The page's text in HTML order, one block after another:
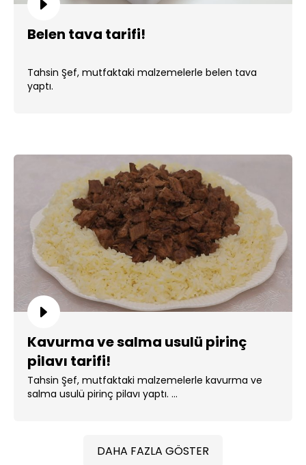
Belen tava tarifi!
Tahsin Şef, mutfaktaki malzemelerle belen tava
yaptı.
Kavurma ve salma usulü pirinç
pilavı tarifi!
Tahsin Şef, mutfaktaki malzemelerle kavurma ve
salma usulü pirinç pilavı yaptı. ...
DAHA FAZLA GÖSTER